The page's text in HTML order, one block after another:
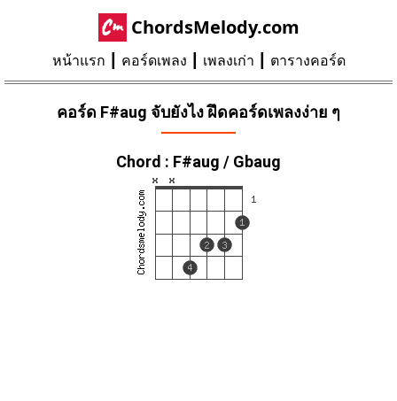
ChordsMelody.com
หน้าแรก คอร์ดเพลง เพลงเก่า ตารางคอร์ด
คอร์ด F#aug จับยังไง ฝึดคอร์ดเพลงง่าย ๆ
Chord : F#aug / Gbaug